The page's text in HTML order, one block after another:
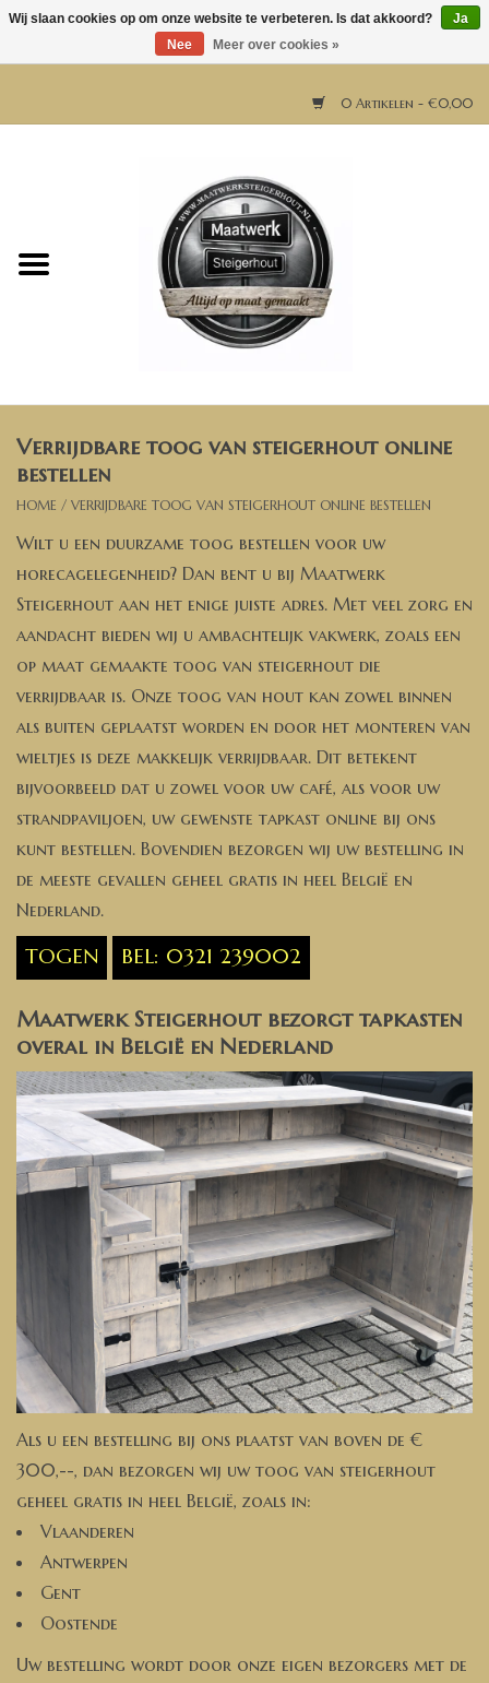
0 Artikelen - €0,00
Horeca meubels
Bartafels
Banken, stoelen &
Blog
Verrijdbare toog van steigerhout online
bestellen
HOME / VERRIJDBARE TOOG VAN STEIGERHOUT ONLINE BESTELLEN
Wilt u een duurzame toog bestellen voor uw
horecagelegenheid? Dan bent u bij Maatwerk
Steigerhout aan het enige juiste adres. Met veel zorg en
aandacht bieden wij u ambachtelijk vakwerk, zoals een
op maat gemaakte toog van steigerhout die
verrijdbaar is. Onze toog van hout kan zowel binnen
als buiten geplaatst worden en door het monteren van
wieltjes is deze makkelijk verrijdbaar. Dit betekent
bijvoorbeeld dat u zowel voor uw café, als voor uw
strandpaviljoen, uw gewenste tapkast online bij ons
kunt bestellen. Bovendien bezorgen wij uw bestelling in
de meeste gevallen geheel gratis in heel België en
Nederland.
TOGEN BEL: 0321 239002
Maatwerk Steigerhout bezorgt tapkasten
overal in België en Nederland
Als u een bestelling bij ons plaatst van boven de €
300,--, dan bezorgen wij uw toog van steigerhout
geheel gratis in heel België, zoals in:
Vlaanderen
Antwerpen
Gent
Oostende
Uw bestelling wordt door onze eigen bezorgers met de
Wij slaan cookies op om onze website te verbeteren. Is dat akkoord?
Ja
Nee
Meer over cookies »